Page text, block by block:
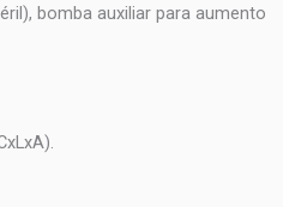
bomba auxiliar para aumento